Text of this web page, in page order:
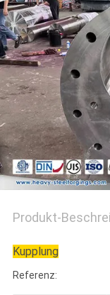
Produkt-
Kupplung
Referenz: